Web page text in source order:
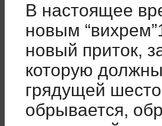
В настоящее
новым
новый приток,
которую
грядущей
обрывается,